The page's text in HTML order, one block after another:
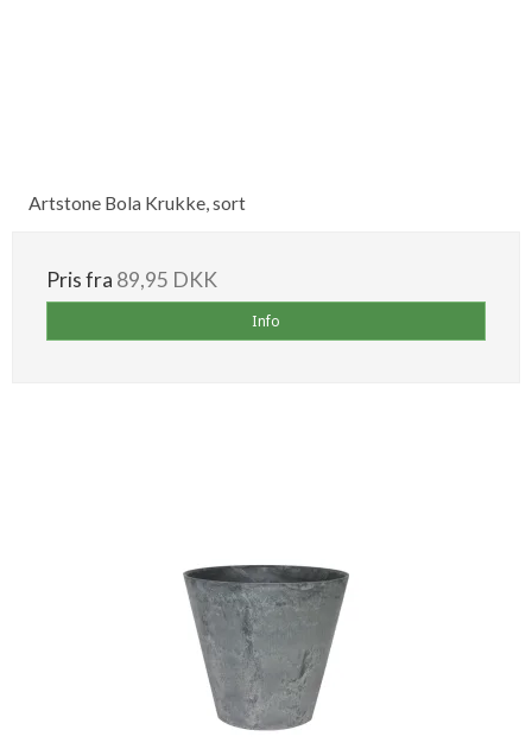
Artstone Bola Krukke, sort
Pris fra 89,95 DKK
Info